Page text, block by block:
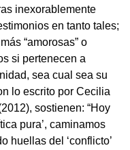
inexorablemente
en tanto tales;
“amorosas” o
si pertenecen a
sea cual sea su
lo escrito por Cecilia
sostienen: “Hoy
pura’, caminamos
huellas del ‘conflicto’